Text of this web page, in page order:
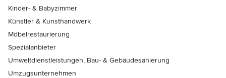
Kinder- & Babyzimmer
Künstler & Kunsthandwerk
Möbelrestaurierung
Spezialanbieter
Umweltdienstleistungen, Bau- & Gebäudesanierung
Umzugsunternehmen